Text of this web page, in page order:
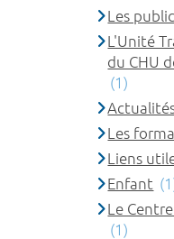
Les
L'Unité
du CHU
(1)
Les
Liens
Enfant
Le
(1)